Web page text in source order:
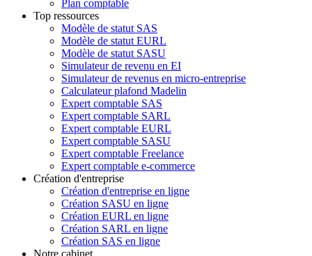
Plan comptable
Top ressources
Modèle de statut SAS
Modèle de statut EURL
Modèle de statut SASU
Simulateur de revenu en EI
Simulateur de revenus en micro-entreprise
Calculateur plafond Madelin
Expert comptable SAS
Expert comptable SARL
Expert comptable EURL
Expert comptable SASU
Expert comptable Freelance
Expert comptable e-commerce
Création d'entreprise
Création d'entreprise en ligne
Création SASU en ligne
Création EURL en ligne
Création SARL en ligne
Création SAS en ligne